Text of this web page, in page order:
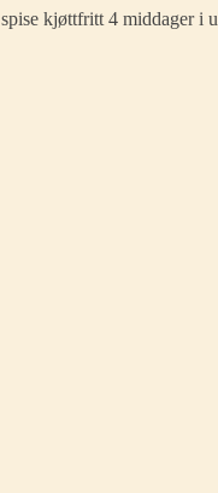
kjøttfritt 4 middager i